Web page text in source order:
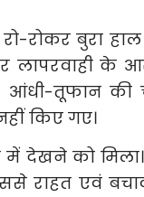
रोकर बुरा हाल
लापरवाही के
तूफान की
किए गए।
देखने को
राहत एवं बचाव